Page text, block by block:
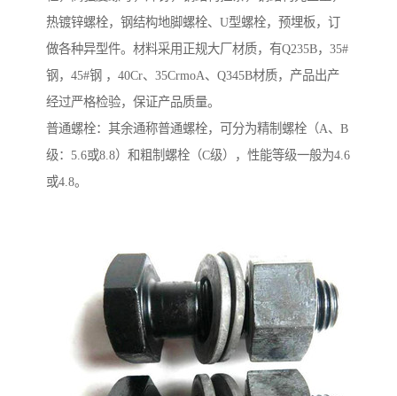
热镀锌螺栓，钢结构地脚螺栓、U型螺栓，预埋板，订
做各种异型件。材料采用正规大厂材质，有Q235B，35#
钢，45#钢 ，40Cr、35CrmoA、Q345B材质，产品出产
经过严格检验，保证产品质量。
普通螺栓：其余通称普通螺栓，可分为精制螺栓（A、B
级：5.6或8.8）和粗制螺栓（C级），性能等级一般为4.6
或4.8。